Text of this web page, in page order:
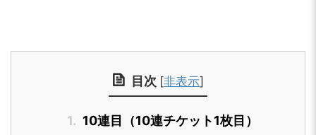
目次 [非表示]
1. 10連目（10連チケット1枚目）